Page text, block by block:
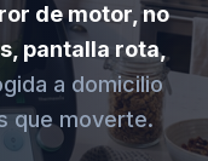
de motor, no
pantalla rota,
a domicilio
que moverte.